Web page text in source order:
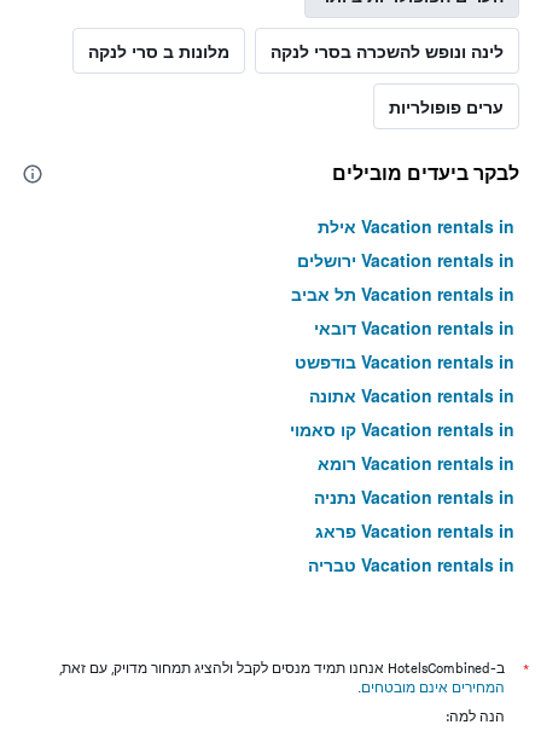
לינה ונופש להשכרה בסרי לנקה מלונות ב סרי לנקה
ערים פופולריות
לבקר ביעדים מובילים
Vacation rentals in אילת
Vacation rentals in ירושלים
Vacation rentals in תל אביב
Vacation rentals in דובאי
Vacation rentals in בודפשט
Vacation rentals in אתונה
Vacation rentals in קו סאמוי
Vacation rentals in רומא
Vacation rentals in נתניה
Vacation rentals in פראג
Vacation rentals in טבריה
Vacation rentals in בנגקוק
Vacation rentals in לונדון
*
ב-HotelsCombined אנחנו תמיד מנסים לקבל ולהציג תמחור מדויק, עם זאת,
המחירים אינם מובטחים.
הנה למה: